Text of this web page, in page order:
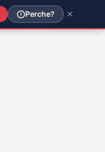
Perche?